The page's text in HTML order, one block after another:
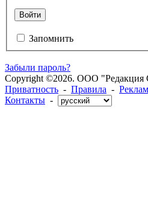
Войти
Запомнить
Забыли пароль?
Copyright ©2026. ООО "Редакция
Приватность - Правила -
Контакты -